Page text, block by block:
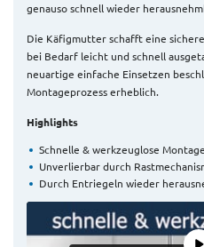
genauso schnell wieder
Die Käfigmutter schafft eine
bei Bedarf leicht und schnell
neuartige einfache Einsetzen
Montageprozess erheblich.
Highlights
Schnelle & werkzeuglose Montage
Unverlierbar durch
Durch Entriegeln wieder